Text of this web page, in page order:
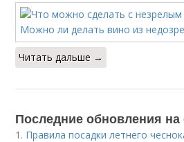
Читать дальше →
Последние обновления на
1. Правила посадки летнего